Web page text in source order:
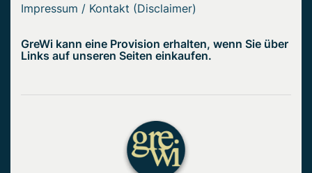
Impressum / Kontakt (Disclaimer)
GreWi kann eine Provision erhalten, wenn Sie über
Links auf unseren Seiten einkaufen.